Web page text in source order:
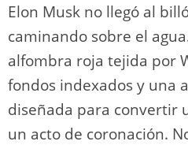
Elon Musk no llegó al
caminando sobre el
alfombra roja tejida por
fondos indexados y una
diseñada para convertir
un acto de coronación.